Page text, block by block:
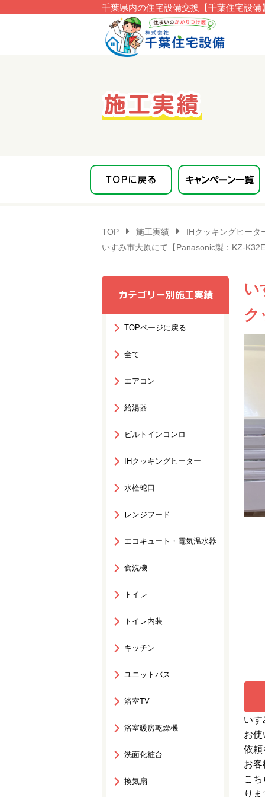
千葉県内の住宅設備交換【千葉住宅設
TOP 施工実績
IHクッキングヒータ
いすみ市大原にて【Panasonic製：KZ-
カテゴリー別施工実績
TOPページに戻る
全て
エアコン
給湯器
ビルトインコンロ
IHクッキングヒーター
水栓蛇口
レンジフード
エコキュート・電気温水器
食洗機
トイレ
トイレ内装
キッチン
ユニットバス
浴室TV
浴室暖房乾燥機
洗面化粧台
換気扇
い
ク
い
お
依頼
お
こ
り